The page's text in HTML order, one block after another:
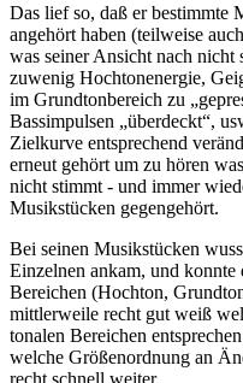
Das lief so, daß er bestimmte
angehört haben (teilweise
was seiner Ansicht nach
zuwenig Hochtonenergie,
im Grundtonbereich zu
Bassimpulsen „überdeckt“,
Zielkurve entsprechend
erneut gehört um zu hören
nicht stimmt - und immer
Musikstücken gegengehört.
Bei seinen Musikstücken
Einzelnen ankam, und konnte
Bereichen (Hochton,
mittlerweile recht gut weiß
tonalen Bereichen
welche Größenordnung an
recht schnell weiter.